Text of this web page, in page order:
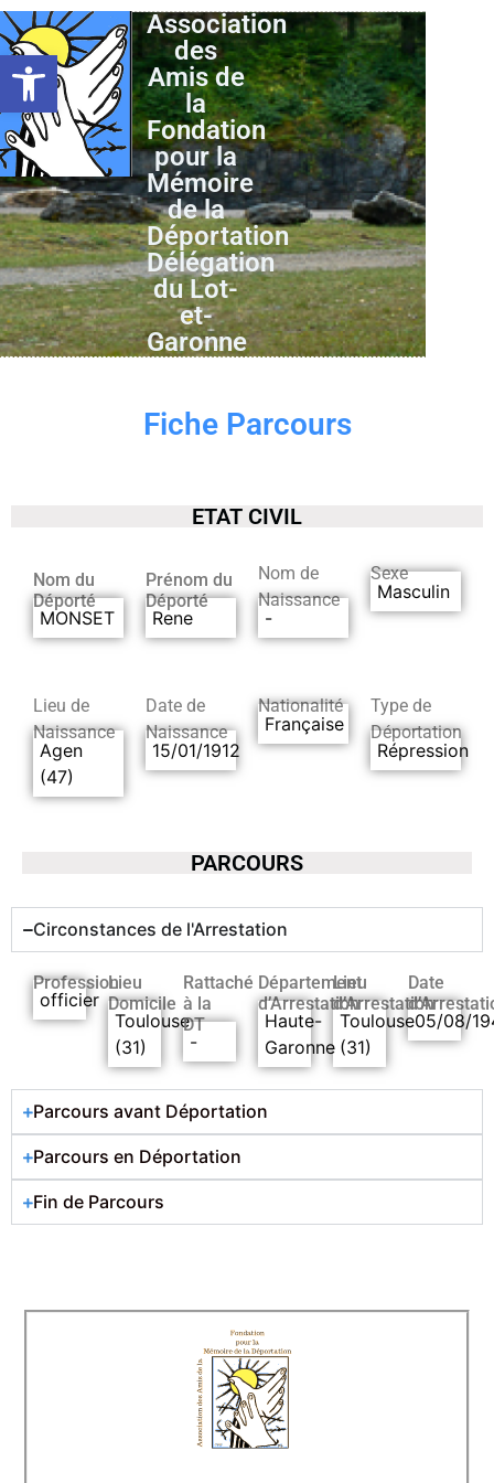
Ouvrir la barre d’outils
Association
des
Amis de
la
Fondation
pour la
Mémoire
de la
Déportation
Délégation
du Lot-
et-
Garonne
Fiche Parcours
ETAT CIVIL
Nom du
Déporté
MONSET
Prénom du
Déporté
Rene
Nom de
Naissance
-
Sexe
Masculin
Lieu de
Naissance
Agen
(47)
Date de
Naissance
15/01/1912
Nationalité
Française
Type de
Déportation
Répression
PARCOURS
Circonstances de l'Arrestation
Profession
officier
Lieu
Domicile
Toulouse
(31)
Rattaché
à la
DT
-
Département
d’Arrestation
Haute-
Garonne
Lieu
d’Arrestation
Toulouse
(31)
Date
05/08/
Parcours avant Déportation
Parcours en Déportation
Fin de Parcours